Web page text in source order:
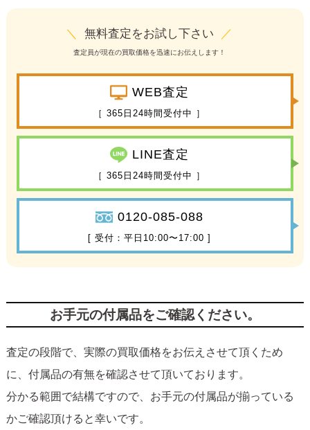
＼ 無料査定をお試し下さい ／
査定員が現在の買取価格を迅速にお伝えします！
WEB査定
［ 365日24時間受付中 ］
LINE査定
［ 365日24時間受付中 ］
0120-085-088
[ 受付：平日10:00〜17:00 ]
お手元の付属品をご確認ください。
査定の段階で、実際の買取価格をお伝えさせて頂くため
に、付属品の有無を確認させて頂いております。
分かる範囲で結構ですので、お手元の付属品が揃っている
かご確認頂けると幸いです。